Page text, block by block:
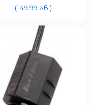
1″ 24V
(149.99 лв.)